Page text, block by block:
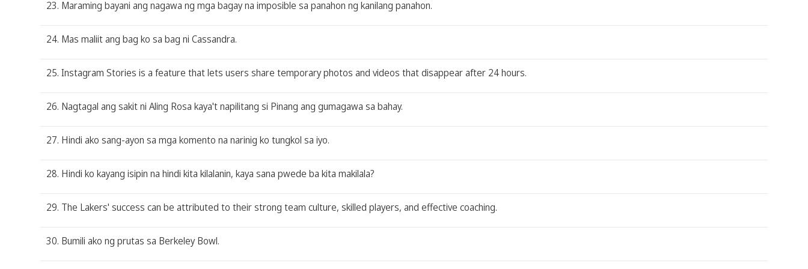
23. Maraming bayani ang nagawa ng mga bagay na imposible sa panahon ng kanilang panahon.
24. Mas maliit ang bag ko sa bag ni Cassandra.
25. Instagram Stories is a feature that lets users share temporary photos and videos that disappear after 24 hours.
26. Nagtagal ang sakit ni Aling Rosa kaya't napilitang si Pinang ang gumagawa sa bahay.
27. Hindi ako sang-ayon sa mga komento na narinig ko tungkol sa iyo.
28. Hindi ko kayang isipin na hindi kita kilalanin, kaya sana pwede ba kita makilala?
29. The Lakers' success can be attributed to their strong team culture, skilled players, and effective coaching.
30. Bumili ako ng prutas sa Berkeley Bowl.